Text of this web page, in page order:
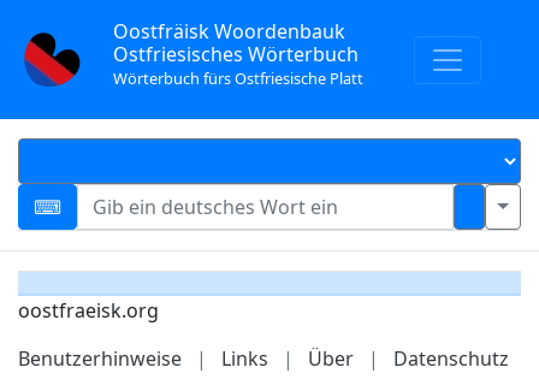
Oostfräisk Woordenbauk
Ostfriesisches Wörterbuch
Wörterbuch fürs Ostfriesische Platt
oostfraeisk.org
Benutzerhinweise
| Links | Über | Datenschutz